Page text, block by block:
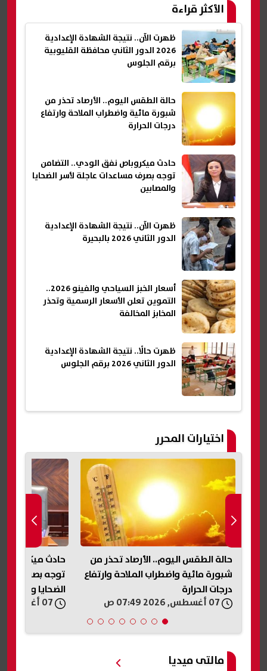
الأكثر قراءة
ظهرت الآن.. نتيجة الشهادة الإعدادية
2026 الدور الثاني محافظة القليوبية
برقم الجلوس
حالة الطقس اليوم.. الأرصاد تحذر من
شبورة مائية واضطراب الملاحة وارتفاع
درجات الحرارة
حادث ميكروباص نفق الودي.. التضامن
توجه بصرف مساعدات عاجلة لأسر الضحايا
والمصابين
ظهرت الآن.. نتيجة الشهادة الإعدادية
الدور الثاني 2026 بالبحيرة
أسعار الخبز السياحي والفينو 2026..
التموين تعلن الأسعار الرسمية وتحذر
المخابز المخالفة
ظهرت حالًا.. نتيجة الشهادة الإعدادية
الدور الثاني 2026 برقم الجلوس
اختيارات المحرر
حالة الطقس اليوم.. الأرصاد تحذر من
شبورة مائية واضطراب الملاحة وارتفاع
درجات الحرارة
حادث ميكروباص
توجه بصرف
الضحايا
مالتى ميديا